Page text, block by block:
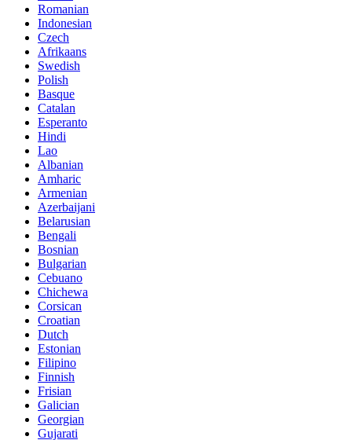
Romanian
Indonesian
Czech
Afrikaans
Swedish
Polish
Basque
Catalan
Esperanto
Hindi
Lao
Albanian
Amharic
Armenian
Azerbaijani
Belarusian
Bengali
Bosnian
Bulgarian
Cebuano
Chichewa
Corsican
Croatian
Dutch
Estonian
Filipino
Finnish
Frisian
Galician
Georgian
Gujarati